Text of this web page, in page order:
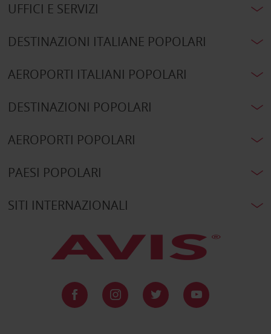
UFFICI E SERVIZI
DESTINAZIONI ITALIANE POPOLARI
AEROPORTI ITALIANI POPOLARI
DESTINAZIONI POPOLARI
AEROPORTI POPOLARI
PAESI POPOLARI
SITI INTERNAZIONALI